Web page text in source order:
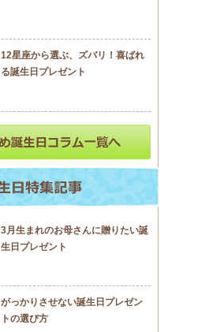
12星座から選ぶ、ズバリ！喜ばれ
る誕生日プレゼント
3月生まれのお母さんに贈りたい誕
生日プレゼント
がっかりさせない誕生日プレゼン
トの選び方